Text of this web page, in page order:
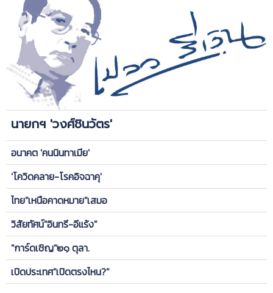
นายกฯ 'วงศ์ชินวัตร'
อนาคต 'คนนินทาเมีย'
'โควิดคลาย-โรคอิจฉาคุ'
ไทย"เหนือคาดหมาย"เสมอ
วิสัยทัศน์"อินทรี-อีแร้ง"
"การ์ดเชิญ"๒๑ ตุลา.
เปิดประเทศ"เปิดตรงไหน?"